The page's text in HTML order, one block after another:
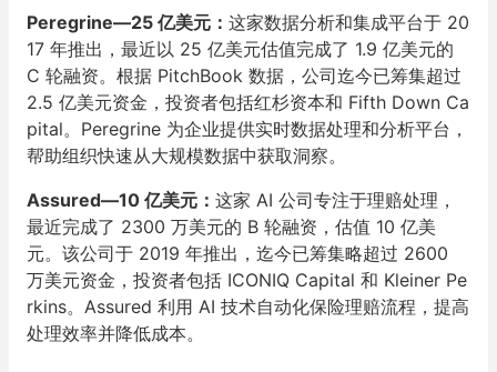
Peregrine—25 亿美元： 这家数据分析和集成平台于 20
17 年推出，最近以 25 亿美元估值完成了 1.9 亿美元的
C 轮融资。根据 PitchBook 数据，公司迄今已筹集超过
2.5 亿美元资金，投资者包括红杉资本和 Fifth Down Ca
pital。Peregrine 为企业提供实时数据处理和分析平台，
帮助组织快速从大规模数据中获取洞察。
Assured—10 亿美元： 这家 AI 公司专注于理赔处理，
最近完成了 2300 万美元的 B 轮融资，估值 10 亿美
元。该公司于 2019 年推出，迄今已筹集略超过 2600
万美元资金，投资者包括 ICONIQ Capital 和 Kleiner Pe
rkins。Assured 利用 AI 技术自动化保险理赔流程，提高
处理效率并降低成本。